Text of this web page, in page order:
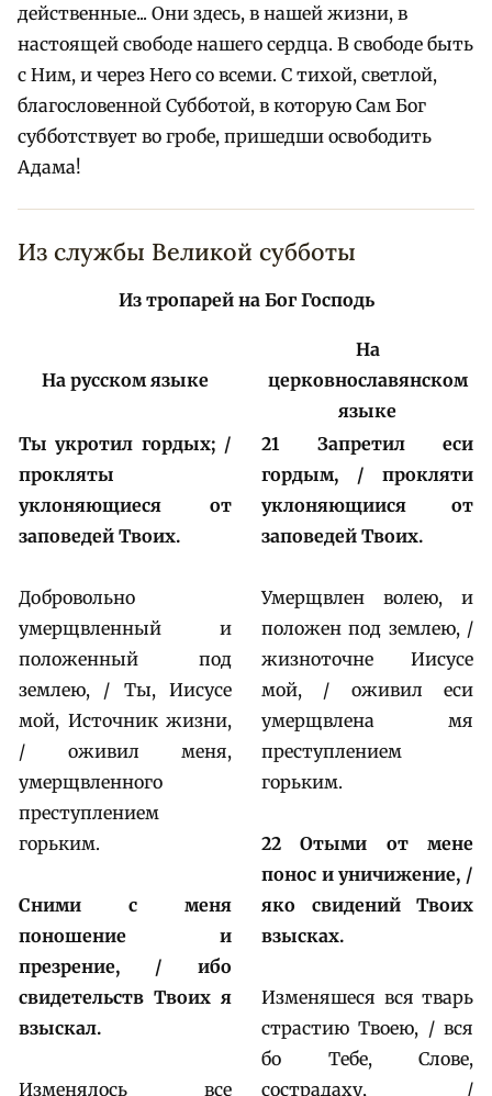
действенные... Они здесь, в нашей жизни, в
настоящей свободе нашего сердца. В свободе быть
с Ним, и через Него со всеми. С тихой, светлой,
благословенной Субботой, в которую Сам Бог
субботствует во гробе, пришедши освободить
Адама!
Из службы Великой субботы
Из тропарей на Бог Господь
На русском языке
На
церковнославянском
языке
Ты укротил гордых; /
прокляты
уклоняющиеся от
заповедей Твоих.
Добровольно
умерщвленный и
положенный под
землею, / Ты, Иисусе
мой, Источник жизни,
/ оживил меня,
умерщвленного
преступлением
горьким.
Сними с меня
поношение и
презрение, / ибо
свидетельств Твоих я
взыскал.
Изменялось все
21 Запретил еси
гордым, / прокляти
уклоняющиися от
заповедей Твоих.
Умерщвлен волею, и
положен под землею, /
жизноточне Иисусе
мой, / оживил еси
умерщвлена мя
преступлением
горьким.
22 Отыми от мене
понос и уничижение, /
яко свидений Твоих
взысках.
Изменяшеся вся тварь
страстию Твоею, / вся
бо Тебе, Слове,
сострадаху, /